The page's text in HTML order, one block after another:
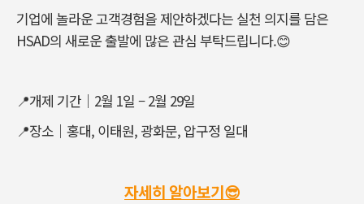
기업에 놀라운 고객경험을 제안하겠다는 실천 의지를 담은
HSAD의 새로운 출발에 많은 관심 부탁드립니다.😊
📍개제 기간｜2월 1일 – 2월 29일
📍장소｜홍대, 이태원, 광화문, 압구정 일대
자세히 알아보기😎